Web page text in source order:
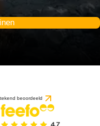
beoordeeld